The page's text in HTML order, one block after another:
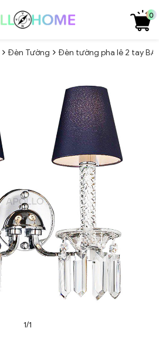
0
Đèn Tường Đèn tường pha lê 2 tay
1/1